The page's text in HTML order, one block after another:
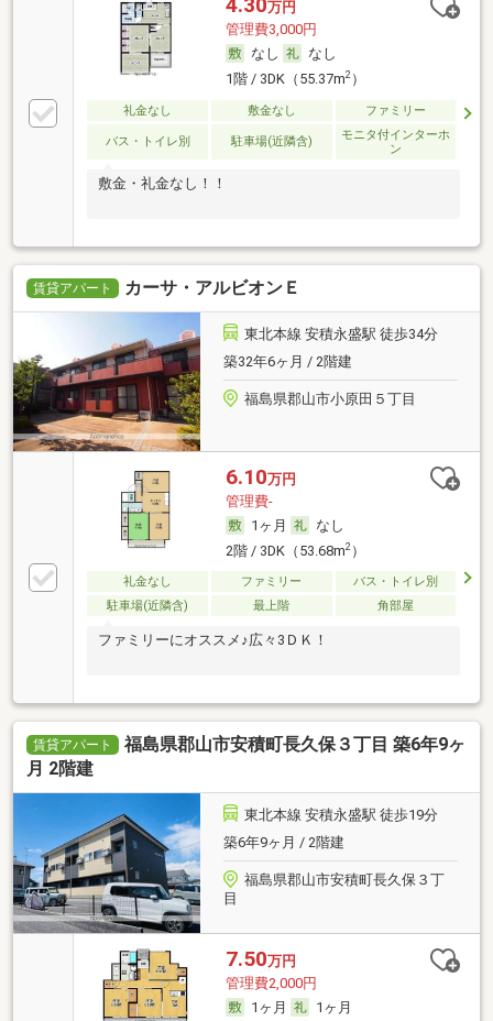
4.30万円
管理費3,000円
なし
なし
1階 / 3DK（55.37m2）
礼金なし 敷金なし ファミリー
バス・トイレ別 駐車場(近隣含)
モニタ付インターホ
ン
敷金・礼金なし！！
賃貸アパート カーサ・アルビオンＥ
東北本線 安積永盛駅 徒歩34分
築32年6ヶ月 / 2階建
福島県郡山市小原田５丁目
6.10万円
管理費-
1ヶ月
なし
2階 / 3DK（53.68m2）
礼金なし ファミリー
バス・トイレ別
駐車場(近隣含)
最上階 角部屋
ファミリーにオススメ♪広々3ＤＫ！
賃貸アパート
福島県郡山市安積町長久保３丁目 築6年9ヶ
月 2階建
東北本線 安積永盛駅 徒歩19分
築6年9ヶ月 / 2階建
福島県郡山市安積町長久保３丁
目
7.50万円
管理費2,000円
1ヶ月
1ヶ月